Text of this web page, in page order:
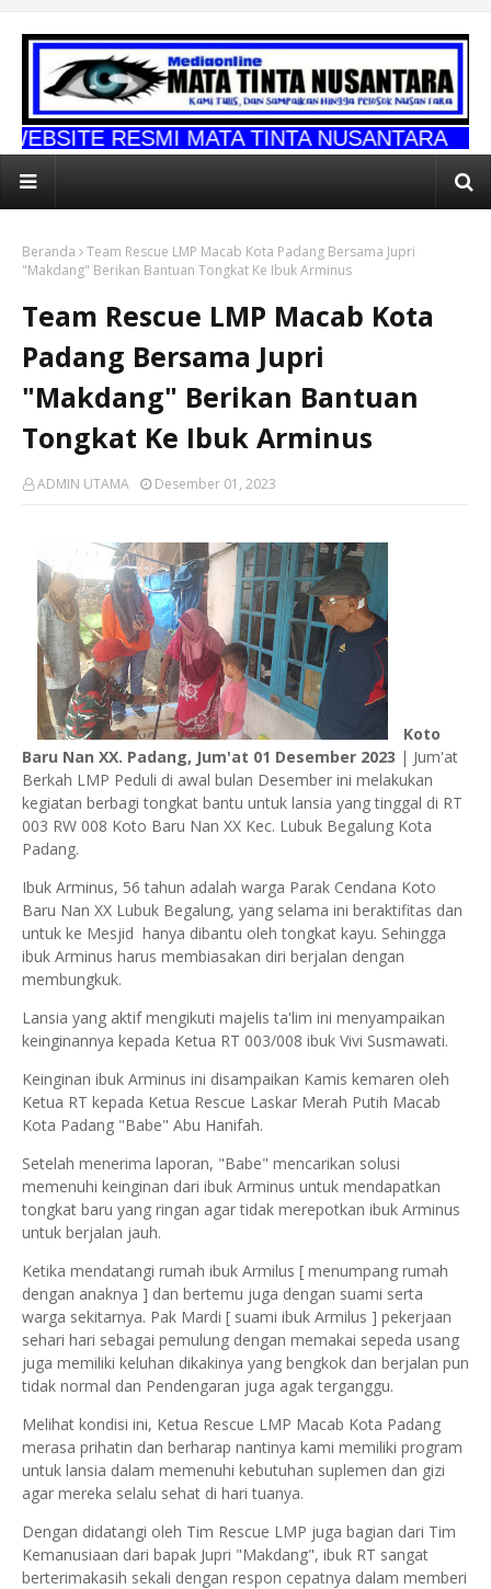
MATA TINTA NUSANTARA
Beranda
Team Rescue LMP Macab Kota Padang Bersama Jupri
"Makdang" Berikan Bantuan Tongkat Ke Ibuk Arminus
Team Rescue LMP Macab Kota
Padang Bersama Jupri
"Makdang" Berikan Bantuan
Tongkat Ke Ibuk Arminus
ADMIN UTAMA Desember 01, 2023
Koto
Baru Nan XX. Padang, Jum'at 01 Desember 2023 | Jum'at
Berkah LMP Peduli di awal bulan Desember ini melakukan
kegiatan berbagi tongkat bantu untuk lansia yang tinggal di RT
003 RW 008 Koto Baru Nan XX Kec. Lubuk Begalung Kota
Padang.
Ibuk Arminus, 56 tahun adalah warga Parak Cendana Koto
Baru Nan XX Lubuk Begalung, yang selama ini beraktifitas dan
untuk ke Mesjid hanya dibantu oleh tongkat kayu. Sehingga
ibuk Arminus harus membiasakan diri berjalan dengan
membungkuk.
Lansia yang aktif mengikuti majelis ta'lim ini menyampaikan
keinginannya kepada Ketua RT 003/008 ibuk Vivi Susmawati.
Keinginan ibuk Arminus ini disampaikan Kamis kemaren oleh
Ketua RT kepada Ketua Rescue Laskar Merah Putih Macab
Kota Padang "Babe" Abu Hanifah.
Setelah menerima laporan, "Babe" mencarikan solusi
memenuhi keinginan dari ibuk Arminus untuk mendapatkan
tongkat baru yang ringan agar tidak merepotkan ibuk Arminus
untuk berjalan jauh.
Ketika mendatangi rumah ibuk Armilus [ menumpang rumah
dengan anaknya ] dan bertemu juga dengan suami serta
warga sekitarnya. Pak Mardi [ suami ibuk Armilus ] pekerjaan
sehari hari sebagai pemulung dengan memakai sepeda usang
juga memiliki keluhan dikakinya yang bengkok dan berjalan pun
tidak normal dan Pendengaran juga agak terganggu.
Melihat kondisi ini, Ketua Rescue LMP Macab Kota Padang
merasa prihatin dan berharap nantinya kami memiliki program
untuk lansia dalam memenuhi kebutuhan suplemen dan gizi
agar mereka selalu sehat di hari tuanya.
Dengan didatangi oleh Tim Rescue LMP juga bagian dari Tim
Kemanusiaan dari bapak Jupri "Makdang", ibuk RT sangat
berterimakasih sekali dengan respon cepatnya dalam memberi